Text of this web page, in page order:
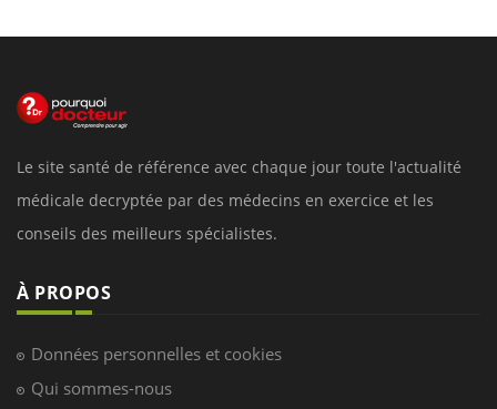
Le site santé de référence avec chaque jour toute l'actualité
médicale decryptée par des médecins en exercice et les
conseils des meilleurs spécialistes.
À PROPOS
Données personnelles et cookies
Qui sommes-nous